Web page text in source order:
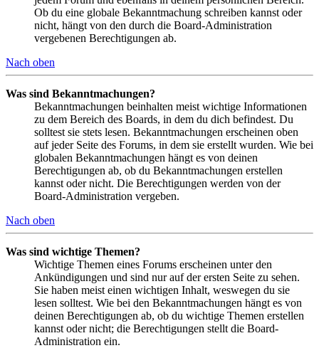
Ob du eine globale Bekanntmachung schreiben kannst oder
nicht, hängt von den durch die Board-Administration
vergebenen Berechtigungen ab.
Nach oben
Was sind Bekanntmachungen?
Bekanntmachungen beinhalten meist wichtige Informationen
zu dem Bereich des Boards, in dem du dich befindest. Du
solltest sie stets lesen. Bekanntmachungen erscheinen oben
auf jeder Seite des Forums, in dem sie erstellt wurden. Wie bei
globalen Bekanntmachungen hängt es von deinen
Berechtigungen ab, ob du Bekanntmachungen erstellen
kannst oder nicht. Die Berechtigungen werden von der
Board-Administration vergeben.
Nach oben
Was sind wichtige Themen?
Wichtige Themen eines Forums erscheinen unter den
Ankündigungen und sind nur auf der ersten Seite zu sehen.
Sie haben meist einen wichtigen Inhalt, weswegen du sie
lesen solltest. Wie bei den Bekanntmachungen hängt es von
deinen Berechtigungen ab, ob du wichtige Themen erstellen
kannst oder nicht; die Berechtigungen stellt die Board-
Administration ein.